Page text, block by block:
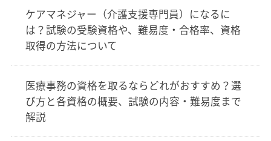
ケアマネジャー（介護支援専門員）になるに
は？試験の受験資格や、難易度・合格率、資格
取得の方法について
医療事務の資格を取るならどれがおすすめ？選
び方と各資格の概要、試験の内容・難易度まで
解説